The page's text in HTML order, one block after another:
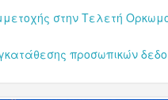
στην Τελετή
προσωπικών